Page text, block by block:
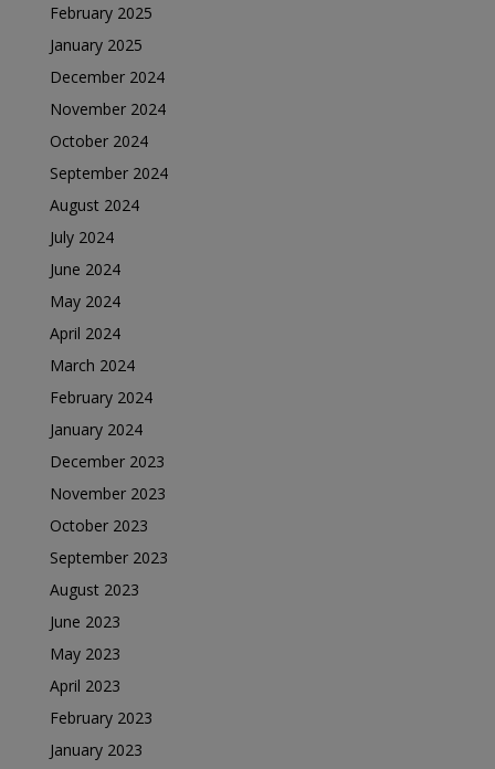
February 2025
January 2025
December 2024
November 2024
October 2024
September 2024
August 2024
July 2024
June 2024
May 2024
April 2024
March 2024
February 2024
January 2024
December 2023
November 2023
October 2023
September 2023
August 2023
June 2023
May 2023
April 2023
February 2023
January 2023